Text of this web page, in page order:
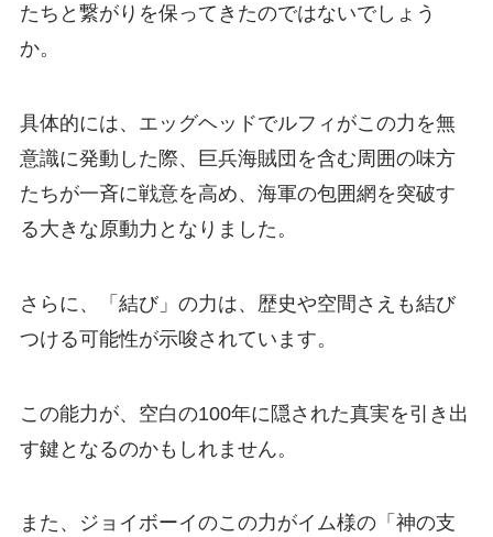
たちと繋がりを保ってきたのではないでしょう
か。
具体的には、エッグヘッドでルフィがこの力を無
意識に発動した際、巨兵海賊団を含む周囲の味方
たちが一斉に戦意を高め、海軍の包囲網を突破す
る大きな原動力となりました。
さらに、「結び」の力は、歴史や空間さえも結び
つける可能性が示唆されています。
この能力が、空白の100年に隠された真実を引き出
す鍵となるのかもしれません。
また、ジョイボーイのこの力がイム様の「神の支